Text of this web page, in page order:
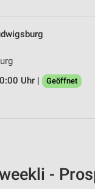
Uhr |
Geöffnet
-